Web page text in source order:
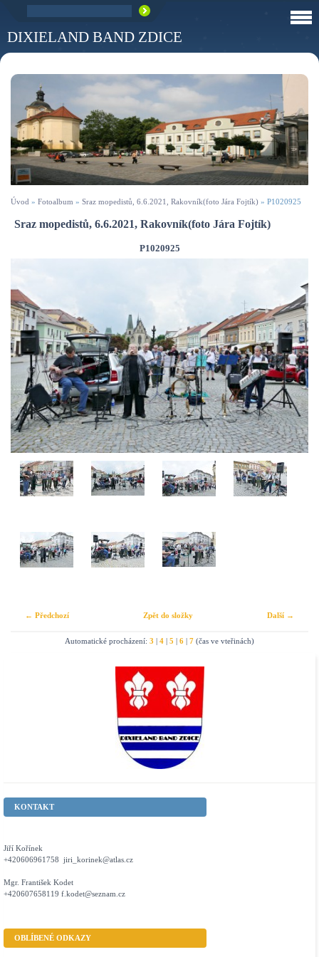
DIXIELAND BAND ZDICE
Úvod » Fotoalbum » Sraz mopedistů, 6.6.2021, Rakovník(foto Jára Fojtík) » P1020925
Sraz mopedistů, 6.6.2021, Rakovník(foto Jára Fojtík)
P1020925
← Předchozí Další →
Zpět do složky
Automatické procházení: 3 | 4 | 5 | 6 | 7 (čas ve vteřinách)
KONTAKT
Jiří Kořínek
+420606961758 jiri_korinek@atlas.cz
Mgr. František Kodet
+420607658119 f.kodet@seznam.cz
OBLÍBENÉ ODKAZY